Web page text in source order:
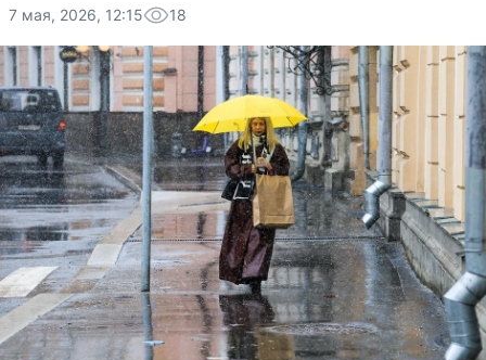
7 мая, 2026, 12:15 18